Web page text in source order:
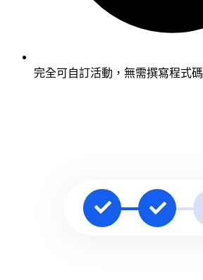
完全可自訂活動，無需撰寫程式碼